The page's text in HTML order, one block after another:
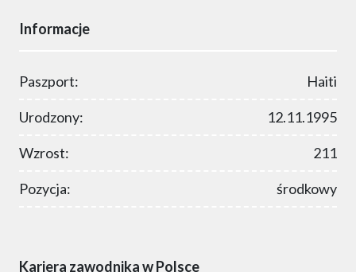
Informacje
Paszport: Haiti
Urodzony: 12.11.1995
Wzrost: 211
Pozycja: środkowy
Kariera zawodnika w Polsce